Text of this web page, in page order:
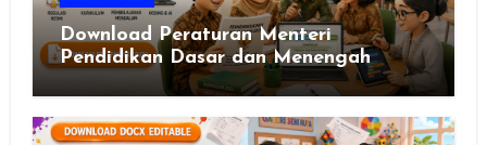
Download Peraturan Menteri
Pendidikan Dasar dan Menengah
Republik Indonesia Nomor 13 Tahun
2025